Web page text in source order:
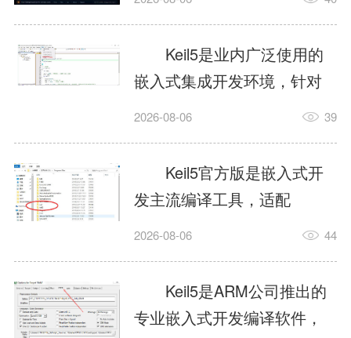
这样？因为AI，就是个只会
耍嘴皮子的书呆子。它脑子
里有海量知识，但没有真正
激发出来实力。而
AgentSkill，就是给AI大脑装
上的一双机械手，它真的能
解决很多问题。1什么是
AgentSkillSkill指...
Keil5是业内广泛使用的
嵌入式集成开发环境，针对
ARM、51内核单片机提供编
力，代码编译稳定，调试工
具成熟，大量开源项目基于
该平台开发。新项目需要单
独下载对应芯片支持包，新
手配置难度较高，正版商业
授权费用不菲，未授权版本
存在程序容量限制，适合硬
2026-08-06 39
Keil5官方版是嵌入式开
发主流编译工具，适配
STM32、51单片机等多款芯
在线调试、代码仿真，兼容
众多厂商芯片安装包。软件
需要手动添加器件库，初次
2026-08-06 44
Keil5是ARM公司推出的
专业嵌入式开发编译软件，